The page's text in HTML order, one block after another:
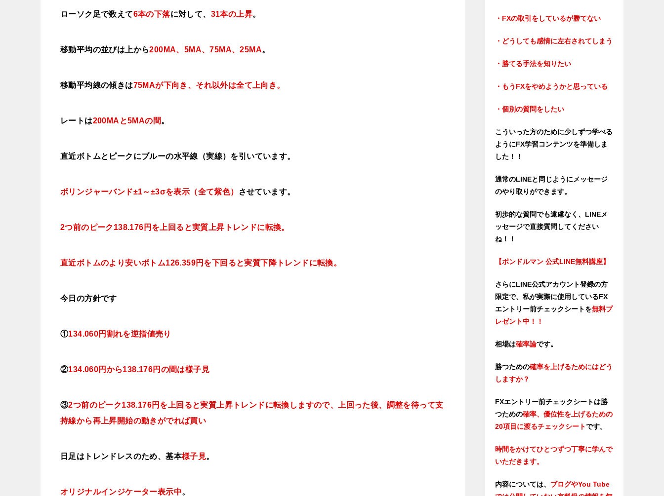
ローソク足で数えて6本の下落に対して、 31本の上昇。
移動平均の並びは上から200MA、5MA、75MA、25MA。
移動平均線の傾きは75MAが下向き、それ以外は全て上向き。
レートは200MAと5MAの間。
直近ボトムとピークにブルーの水平線（実線）を引いています。
ボリンジャーバンド±1～±3σを表示（全て紫色） させています。
2つ前のピーク138.176円を上回ると実質上昇トレンドに転換。
直近ボトムのより安いボトム126.359円を下回ると実質下降トレンドに転換。
今日 の方針です
①134.060円割れを逆指値売り
②134.060円から138.176円の間は様子見
③2つ前のピーク138.176円を上回ると実質上昇トレンドに転換しますので、上回った後、調整を待って支
持線から再上昇開始の動きがでれば買い
日足はトレンドレスのため、基本様子見。
オリジナルインジケーター表示中。
・FXの取引をしているが勝てない
・どうしても感情に左右されてしまう
・勝てる手法を知りたい
・もうFXをやめようかと思っている
・個別の質問をしたい
こういった方のために少しずつ学べる
ようにFX学習コンテンツを準備しま
した！！
通常のLINEと同じようにメッセージ
のやり取りができます。
初歩的な質問でも遠慮なく、LINEメ
ッセージで直接質問してください
ね！！
【ポンドルマン 公式LINE無料講座】
さらにLINE公式アカウント登録の方
限定で、私が実際に使用しているFX
エントリー前チェックシートを無料プ
レゼント中！！
相場は確率論です。
勝つための確率を上げるためにはどう
しますか？
FXエントリー前チェックシートは勝
つための確率、優位性を上げるための
20項目に渡るチェックシートです。
時間をかけてひとつずつ丁寧に学んで
いただきます。
内容については、 ブログやYou Tube